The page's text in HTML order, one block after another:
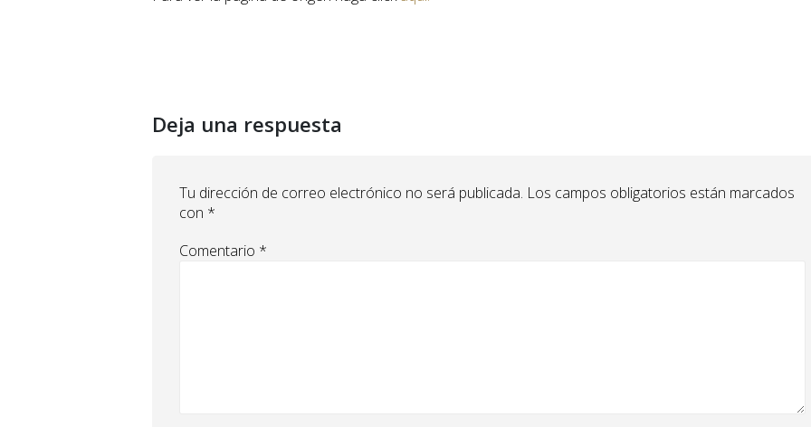
Deja una respuesta
Tu dirección de correo electrónico no será publicada. Los campos obligatorios están marcados
con *
Comentario *